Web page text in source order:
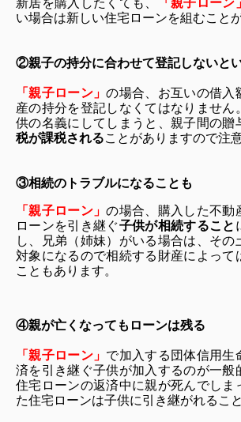
新居を購入したくても、
「親子ローン」
い場合は新しい住宅ローンを組むこと
②親子の持分に合わせて登記しないと
「親子ローン」の場合、お互いの借入
産の持分を登記しなくてはなりません
供の名義にしてしまうと、親子間の贈
税が課税されることがありますので注
③相続のトラブルになることも
「親子ローン」の場合、購入した不動
ローンを引き継ぐ子供が相続すること
し、兄弟（姉妹）がいる場合は、その
対象になるので相続する財産によって
こともあります。
④親が亡くなってもローンは残る
「親子ローン」 で加入する団体信用生
済を引き継ぐ子供が加入するのが一般
住宅ローンの返済中に親が死んでしま
た住宅ローンは子供に引き継がれるこ